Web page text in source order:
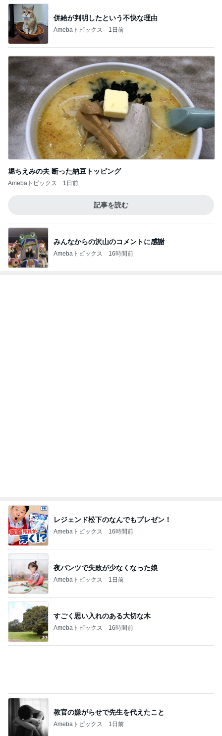
併給が判明したという不快な理由
Amebaトピックス 1日前
堀ちえみの夫 断った納豆トッピング
Amebaトピックス 1日前
記事を読む
みんなからの沢山のコメントに感謝
Amebaトピックス 16時間前
夏の福袋まで半額になる争奪戦
Amebaトピックス
記事を読む